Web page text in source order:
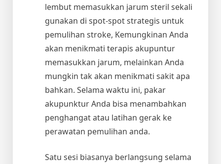
lembut memasukkan jarum steril sekali
gunakan di spot-spot strategis untuk
pemulihan stroke, Kemungkinan Anda
akan menikmati terapis akupuntur
memasukkan jarum, melainkan Anda
mungkin tak akan menikmati sakit apa
bahkan. Selama waktu ini, pakar
akupunktur Anda bisa menambahkan
penghangat atau latihan gerak ke
perawatan pemulihan anda.
Satu sesi biasanya berlangsung selama